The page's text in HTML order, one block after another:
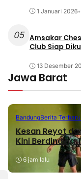
1 Januari 2026•
05 Amsakar
Club Siap
13 Desember
Jawa Barat
BandungBerita Terbaru
Kesan Reyot
Kini Berdinding
6 jam lalu